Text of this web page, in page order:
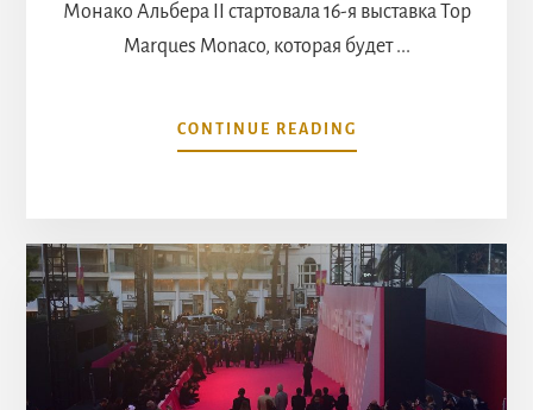
Монако Альбера II стартовала 16-я выставка Top
Marques Monaco, которая будет ...
CONTINUE READING
ТОП-
СТАРТ